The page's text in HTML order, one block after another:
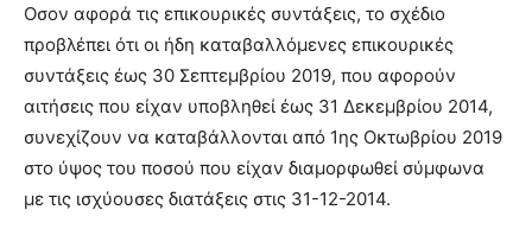
Οσον αφορά τις επικουρικές συντάξεις, το σχέδιο
προβλέπει ότι οι ήδη καταβαλλόμενες επικουρικές
συντάξεις έως 30 Σεπτεμβρίου 2019, που αφορούν
αιτήσεις που είχαν υποβληθεί έως 31 Δεκεμβρίου 2014,
συνεχίζουν να καταβάλλονται από 1ης Οκτωβρίου 2019
στο ύψος του ποσού που είχαν διαμορφωθεί σύμφωνα
με τις ισχύουσες διατάξεις στις 31-12-2014.